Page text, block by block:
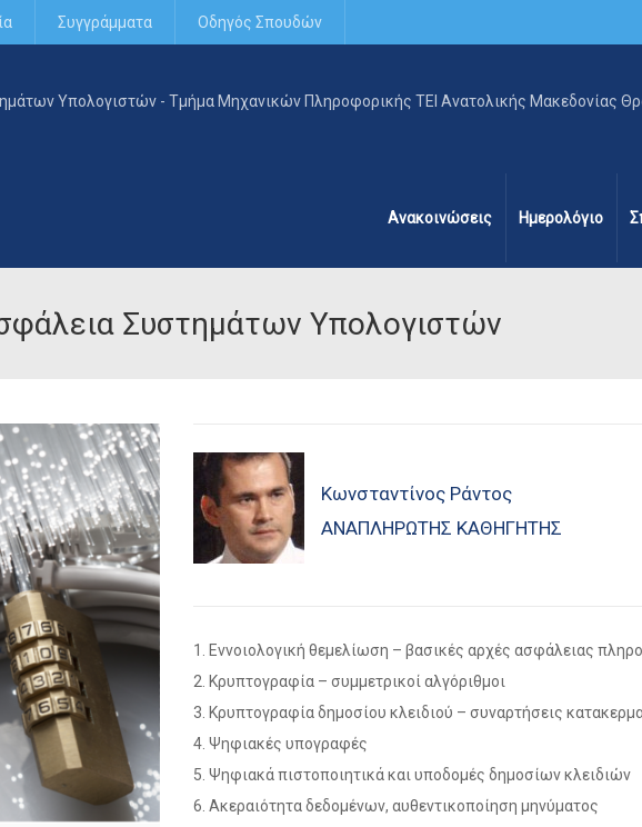
Συγγράμματα Οδηγός Σπουδών
Ανακοινώσεις Ημερολόγιο
Συστημάτων Υπολογιστών
Κωνσταντίνος Ράντος
ΑΝΑΠΛΗΡΩΤΉΣ ΚΑΘΗΓΗΤΉΣ
1. Εννοιολογική θεμελίωση – βασικές αρχές ασφάλειας
2. Κρυπτογραφία – συμμετρικοί αλγόριθμοι
3. Κρυπτογραφία δημοσίου κλειδιού – συναρτήσεις
4. Ψηφιακές υπογραφές
5. Ψηφιακά πιστοποιητικά και υποδομές δημοσίων κλειδιών
6. Ακεραιότητα δεδομένων, αυθεντικοποίηση μηνύματος